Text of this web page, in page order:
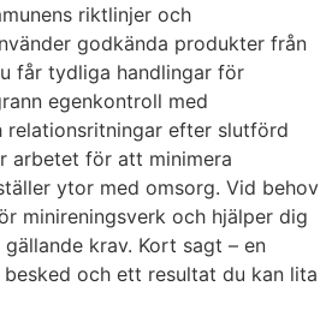
riktlinjer och
godkända produkter från
får tydliga handlingar för
egenkontroll med
efter slutförd
arbetet för att minimera
ytor med omsorg. Vid behov
minireningsverk och hjälper dig
krav. Kort sagt – en
och ett resultat du kan lita